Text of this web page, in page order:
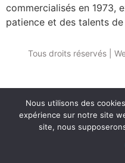
commercialisés en 1973,
patience et des talents
Tous droits réservés |
Nous utilisons des
expérience sur notre site
site, nous